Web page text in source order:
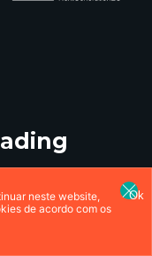
neste website,
de acordo com os
Ok